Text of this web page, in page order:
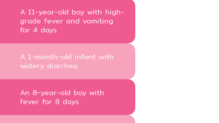
A 11-year-old boy with high-
grade fever and vomiting
for 4 days
A 1-month-old infant with
watery diarrhea
An 8-year-old boy with
fever for 8 days